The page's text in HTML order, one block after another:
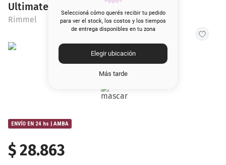
Seleccioná cómo querés recibir tu pedido
para ver el stock, los costos y los tiempos
de entrega disponibles en tu zona
Elegir ubicación
Más tarde
Ultimate Boost Primer
Rimmel
ENVÍO EN 24 hs | AMBA
$28.863
5. corrector
10. cher